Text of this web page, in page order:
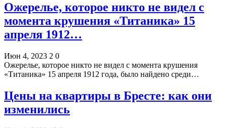
Ожерелье, которое никто не видел с
момента крушения «Титаника» 15
апреля 1912…
Июн 4, 2023 2 0
Ожерелье, которое никто не видел с момента крушения
«Титаника» 15 апреля 1912 года, было найдено среди…
Цены на квартиры в Бресте: как они
изменились